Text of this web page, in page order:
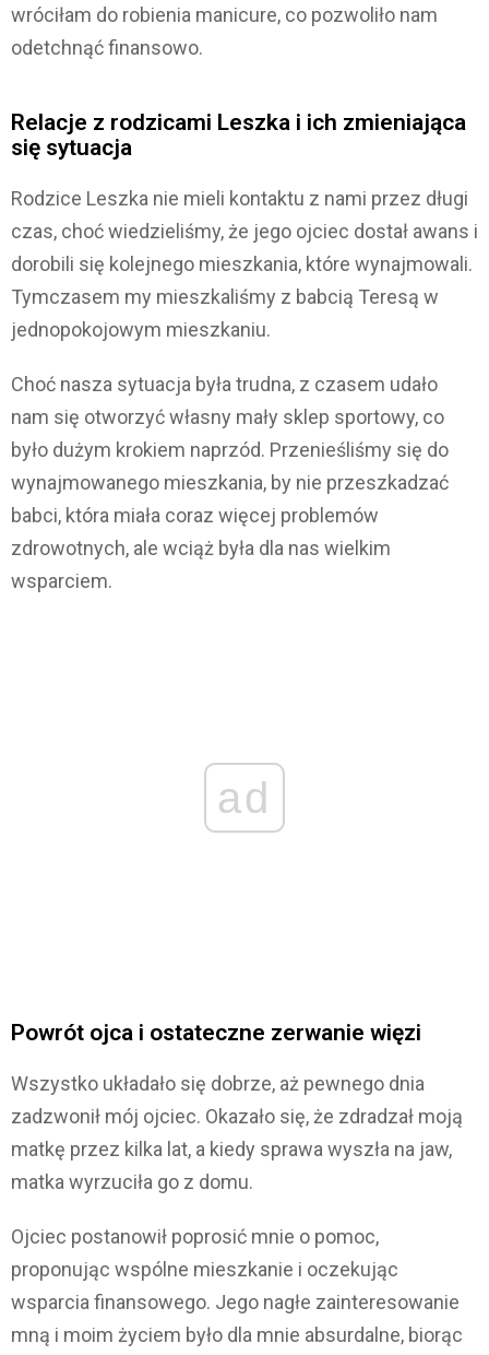
wróciłam do robienia manicure, co pozwoliło nam
odetchnąć finansowo.
Relacje z rodzicami Leszka i ich zmieniająca
się sytuacja
Rodzice Leszka nie mieli kontaktu z nami przez długi
czas, choć wiedzieliśmy, że jego ojciec dostał awans i
dorobili się kolejnego mieszkania, które wynajmowali.
Tymczasem my mieszkaliśmy z babcią Teresą w
jednopokojowym mieszkaniu.
Choć nasza sytuacja była trudna, z czasem udało
nam się otworzyć własny mały sklep sportowy, co
było dużym krokiem naprzód. Przenieśliśmy się do
wynajmowanego mieszkania, by nie przeszkadzać
babci, która miała coraz więcej problemów
zdrowotnych, ale wciąż była dla nas wielkim
wsparciem.
ad
Powrót ojca i ostateczne zerwanie więzi
Wszystko układało się dobrze, aż pewnego dnia
zadzwonił mój ojciec. Okazało się, że zdradzał moją
matkę przez kilka lat, a kiedy sprawa wyszła na jaw,
matka wyrzuciła go z domu.
Ojciec postanowił poprosić mnie o pomoc,
proponując wspólne mieszkanie i oczekując
wsparcia finansowego. Jego nagłe zainteresowanie
mną i moim życiem było dla mnie absurdalne, biorąc